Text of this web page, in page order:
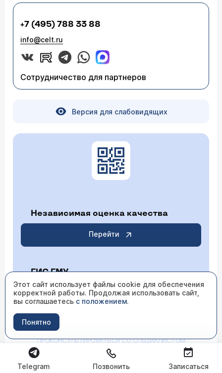
+7 (495) 788 33 88
info@celt.ru
Сотрудничество для партнеров
Версия для слабовидящих
Независимая оценка качества
Перейти
ГИС ГМУ
Перейти
ИМЕЮТСЯ ПРОТИВОПОКАЗАНИЯ НЕОБХОДИМО
ПРОКОНСУЛЬТИРОВАТЬСЯ СО СПЕЦИАЛИСТОМ
Этот сайт использует файлы cookie для обеспечения
корректной работы. Продолжая использовать сайт,
вы соглашаетесь с положением.
Понятно
Telegram Позвонить Записаться